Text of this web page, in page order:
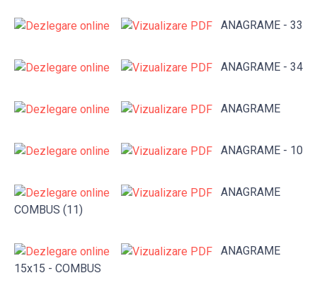
ANAGRAME - 33
ANAGRAME - 34
ANAGRAME
ANAGRAME - 10
ANAGRAME
COMBUS (11)
ANAGRAME
15x15 - COMBUS